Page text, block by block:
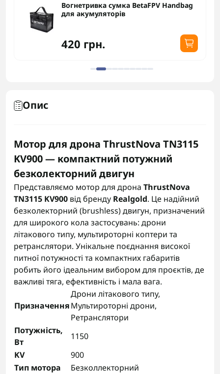
Вогнетривка сумка BetaFPV Handbag
для акумуляторів
420 грн.
Опис
Мотор для дрона ThrustNova TN3115
KV900 — компактний потужний
безколекторний двигун
Представляємо мотор для дрона ThrustNova
TN3115 KV900 від бренду Realgold. Це надійний
безколекторний (brushless) двигун, призначений
для широкого кола застосувань: дрони
літакового типу, мультироторні коптери та
ретранслятори. Унікальне поєднання високої
питної потужності та компактних габаритів
робить його ідеальним вибором для проєктів, де
важливі тяга, ефективність і мала вага.
Призначення
Дрони літакового типу,
Мультироторні дрони,
Ретранслятори
Потужність,
Вт
1150
KV
900
Тип мотора
Безколлекторний